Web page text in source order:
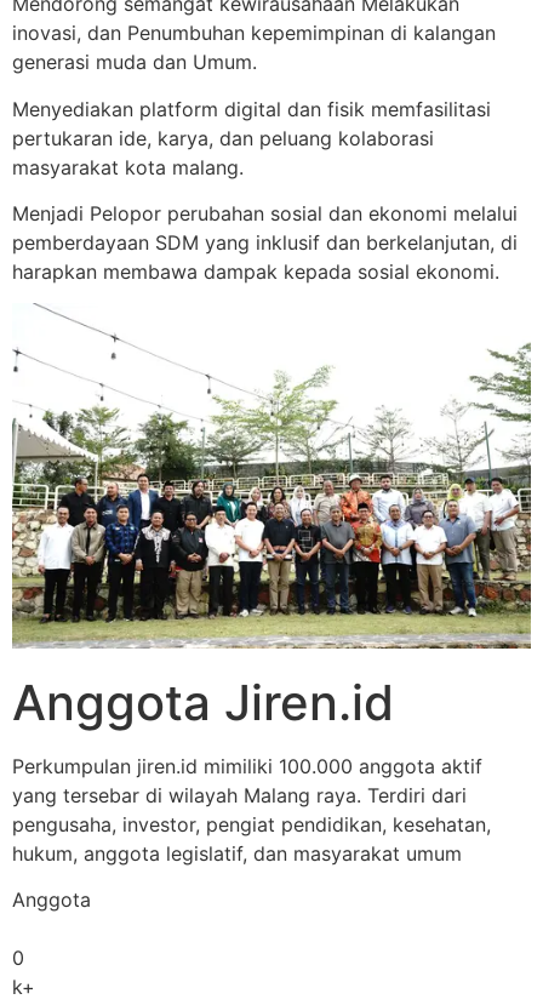
inovasi, dan Penumbuhan kepemimpinan di kalangan
generasi muda dan Umum.
Menyediakan platform digital dan fisik memfasilitasi
pertukaran ide, karya, dan peluang kolaborasi
masyarakat kota malang.
Menjadi Pelopor perubahan sosial dan ekonomi melalui
pemberdayaan SDM yang inklusif dan berkelanjutan, di
harapkan membawa dampak kepada sosial ekonomi.
Anggota Jiren.id
Perkumpulan jiren.id mimiliki 100.000 anggota aktif
yang tersebar di wilayah Malang raya. Terdiri dari
pengusaha, investor, pengiat pendidikan, kesehatan,
hukum, anggota legislatif, dan masyarakat umum
Anggota
0
k+